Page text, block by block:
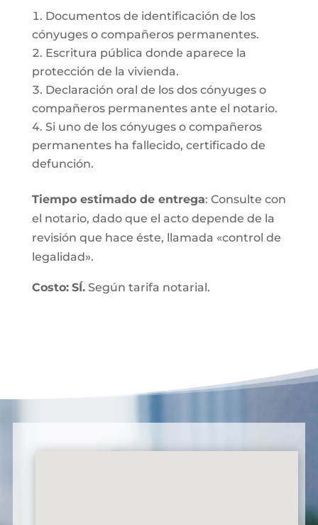
Documentos de identificación de los
cónyuges o compañeros permanentes.
Escritura pública donde aparece la
protección de la vivienda.
Declaración oral de los dos cónyuges o
compañeros permanentes ante el notario.
Si uno de los cónyuges o compañeros
permanentes ha fallecido, certificado de
defunción.
Tiempo estimado de entrega: Consulte con
el notario, dado que el acto depende de la
revisión que hace éste, llamada «control de
legalidad».
Costo: SÍ.Según tarifa notarial.